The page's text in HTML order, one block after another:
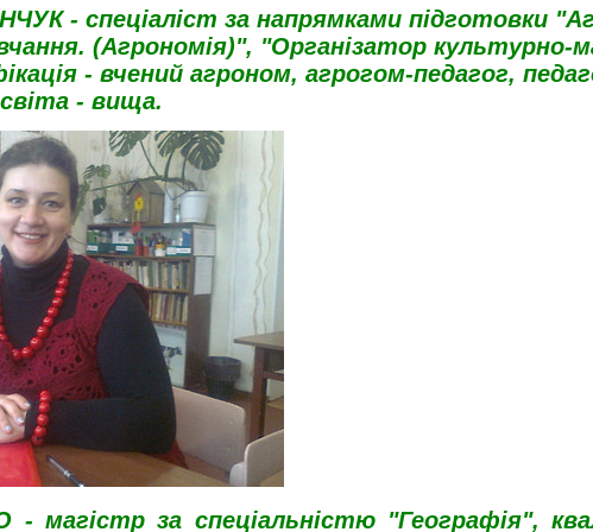
- спеціаліст за напрямками підготовки
(Агрономія)", "Організатор культурно-
- вчений агроном, агрогом-педагог,
- вища.
магістр за спеціальністю "Географія",